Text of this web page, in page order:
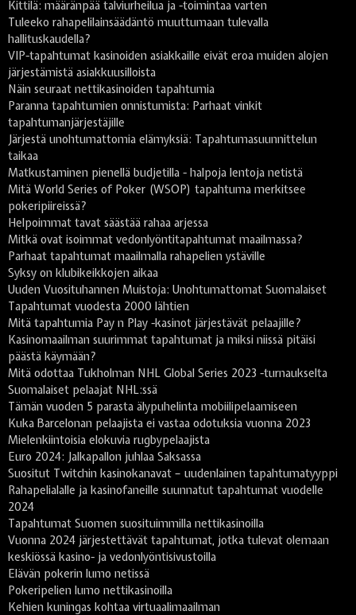
Kittilä: määränpää talviurheilua ja -toimintaa varten
Tuleeko rahapelilainsäädäntö muuttumaan tulevalla
hallituskaudella?
VIP-tapahtumat kasinoiden asiakkaille eivät eroa muiden alojen
järjestämistä asiakkuusilloista
Näin seuraat nettikasinoiden tapahtumia
Paranna tapahtumien onnistumista: Parhaat vinkit
tapahtumanjärjestäjille
Järjestä unohtumattomia elämyksiä: Tapahtumasuunnittelun
taikaa
Matkustaminen pienellä budjetilla - halpoja lentoja netistä
Mitä World Series of Poker (WSOP) tapahtuma merkitsee
pokeripiireissä?
Helpoimmat tavat säästää rahaa arjessa
Mitkä ovat isoimmat vedonlyöntitapahtumat maailmassa?
Parhaat tapahtumat maailmalla rahapelien ystäville
Syksy on klubikeikkojen aikaa
Uuden Vuosituhannen Muistoja: Unohtumattomat Suomalaiset
Tapahtumat vuodesta 2000 lähtien
Mitä tapahtumia Pay n Play -kasinot järjestävät pelaajille?
Kasinomaailman suurimmat tapahtumat ja miksi niissä pitäisi
päästä käymään?
Mitä odottaa Tukholman NHL Global Series 2023 -turnaukselta
Suomalaiset pelaajat NHL:ssä
Tämän vuoden 5 parasta älypuhelinta mobiilipelaamiseen
Kuka Barcelonan pelaajista ei vastaa odotuksia vuonna 2023
Mielenkiintoisia elokuvia rugbypelaajista
Euro 2024: Jalkapallon juhlaa Saksassa
Suositut Twitchin kasinokanavat – uudenlainen tapahtumatyyppi
Rahapelialalle ja kasinofaneille suunnatut tapahtumat vuodelle
2024
Tapahtumat Suomen suosituimmilla nettikasinoilla
Vuonna 2024 järjestettävät tapahtumat, jotka tulevat olemaan
keskiössä kasino- ja vedonlyöntisivustoilla
Elävän pokerin lumo netissä
Pokeripelien lumo nettikasinoilla
Kehien kuningas kohtaa virtuaalimaailman